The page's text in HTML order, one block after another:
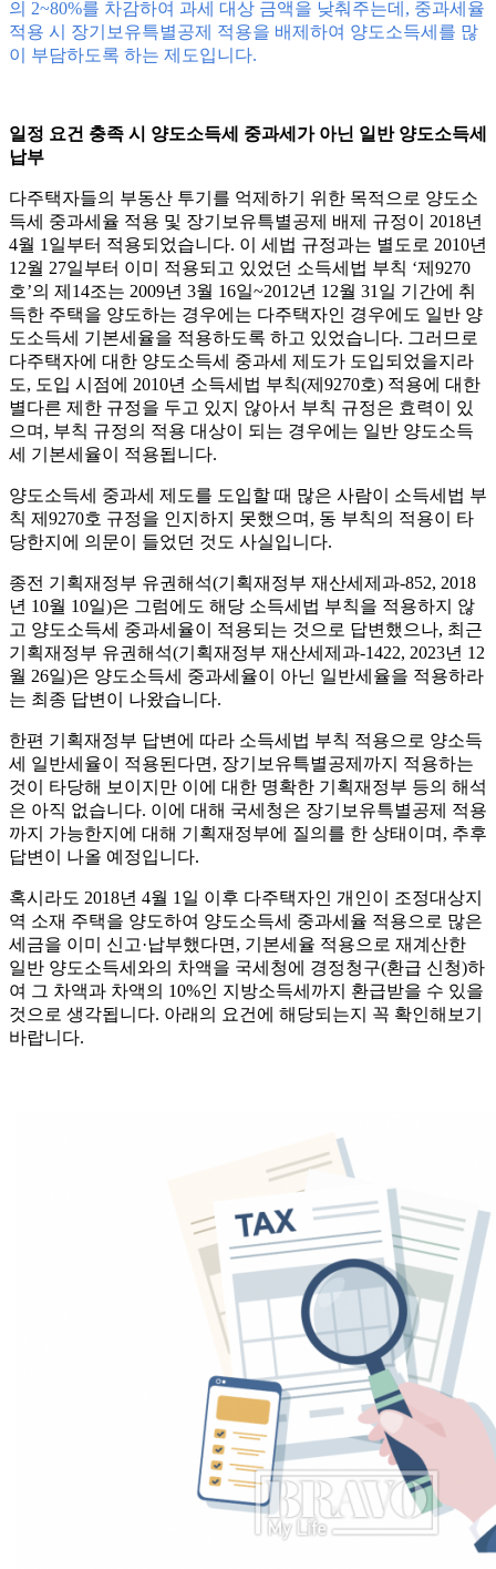
의 2~80%를 차감하여 과세 대상 금액을 낮춰주는데, 중과세율
적용 시 장기보유특별공제 적용을 배제하여 양도소득세를 많
이 부담하도록 하는 제도입니다.
일정 요건 충족 시 양도소득세 중과세가 아닌 일반 양도소득세
납부
다주택자들의 부동산 투기를 억제하기 위한 목적으로 양도소
득세 중과세율 적용 및 장기보유특별공제 배제 규정이 2018년
4월 1일부터 적용되었습니다. 이 세법 규정과는 별도로 2010년
12월 27일부터 이미 적용되고 있었던 소득세법 부칙 ‘제9270
호’의 제14조는 2009년 3월 16일~2012년 12월 31일 기간에 취
득한 주택을 양도하는 경우에는 다주택자인 경우에도 일반 양
도소득세 기본세율을 적용하도록 하고 있었습니다. 그러므로
다주택자에 대한 양도소득세 중과세 제도가 도입되었을지라
도, 도입 시점에 2010년 소득세법 부칙(제9270호) 적용에 대한
별다른 제한 규정을 두고 있지 않아서 부칙 규정은 효력이 있
으며, 부칙 규정의 적용 대상이 되는 경우에는 일반 양도소득
세 기본세율이 적용됩니다.
양도소득세 중과세 제도를 도입할 때 많은 사람이 소득세법 부
칙 제9270호 규정을 인지하지 못했으며, 동 부칙의 적용이 타
당한지에 의문이 들었던 것도 사실입니다.
종전 기획재정부 유권해석(기획재정부 재산세제과-852, 2018
년 10월 10일)은 그럼에도 해당 소득세법 부칙을 적용하지 않
고 양도소득세 중과세율이 적용되는 것으로 답변했으나, 최근
기획재정부 유권해석(기획재정부 재산세제과-1422, 2023년 12
월 26일)은 양도소득세 중과세율이 아닌 일반세율을 적용하라
는 최종 답변이 나왔습니다.
한편 기획재정부 답변에 따라 소득세법 부칙 적용으로 양소득
세 일반세율이 적용된다면, 장기보유특별공제까지 적용하는
것이 타당해 보이지만 이에 대한 명확한 기획재정부 등의 해석
은 아직 없습니다. 이에 대해 국세청은 장기보유특별공제 적용
까지 가능한지에 대해 기획재정부에 질의를 한 상태이며, 추후
답변이 나올 예정입니다.
혹시라도 2018년 4월 1일 이후 다주택자인 개인이 조정대상지
역 소재 주택을 양도하여 양도소득세 중과세율 적용으로 많은
세금을 이미 신고·납부했다면, 기본세율 적용으로 재계산한
일반 양도소득세와의 차액을 국세청에 경정청구(환급 신청)하
여 그 차액과 차액의 10%인 지방소득세까지 환급받을 수 있을
것으로 생각됩니다. 아래의 요건에 해당되는지 꼭 확인해보기
바랍니다.